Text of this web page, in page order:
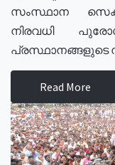
സംസ്ഥാന
നിരവധി
പ്രസ്ഥാനങ്ങളുടെ
Read More